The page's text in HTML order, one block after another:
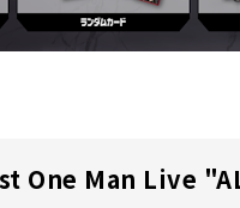
One Man Live